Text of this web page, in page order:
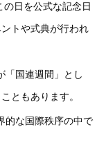
の日を公式な記念日
トや式典が行われ
「国連週間」とし
ともあります。
的な国際秩序の中で